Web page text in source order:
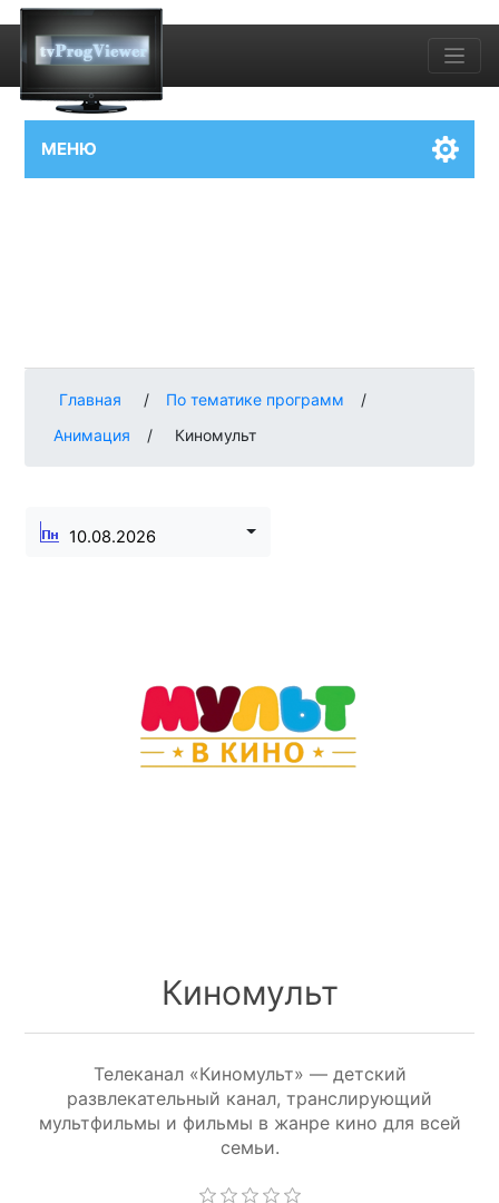
МЕНЮ
Главная / По тематике программ
/
Анимация
/ Киномульт
10.08.2026
Киномульт
Телеканал «Киномульт» — детский
развлекательный канал, транслирующий
мультфильмы и фильмы в жанре кино для всей
семьи.